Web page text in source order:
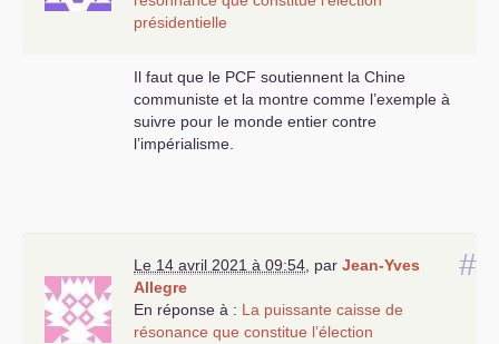
présidentielle
Il faut que le PCF soutiennent la Chine
communiste et la montre comme l’exemple à
suivre pour le monde entier contre
l’impérialisme.
#
Le 14 avril 2021 à 09:54 par Jean-Yves
Allegre
En réponse à : La puissante caisse de
résonance que constitue l’élection